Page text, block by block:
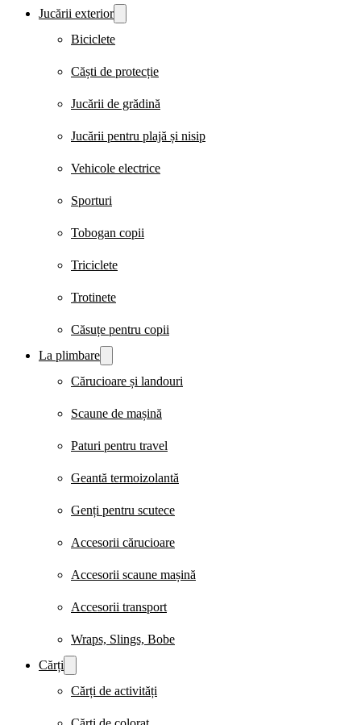
Jucării exterior
Biciclete
Căști de protecție
Jucării de grădină
Jucării pentru plajă și nisip
Vehicole electrice
Sporturi
Tobogan copii
Triciclete
Trotinete
Căsuțe pentru copii
La plimbare
Cărucioare și landouri
Scaune de mașină
Paturi pentru travel
Geantă termoizolantă
Genți pentru scutece
Accesorii cărucioare
Accesorii scaune mașină
Accesorii transport
Wraps, Slings, Bobe
Cărți
Cărți de activități